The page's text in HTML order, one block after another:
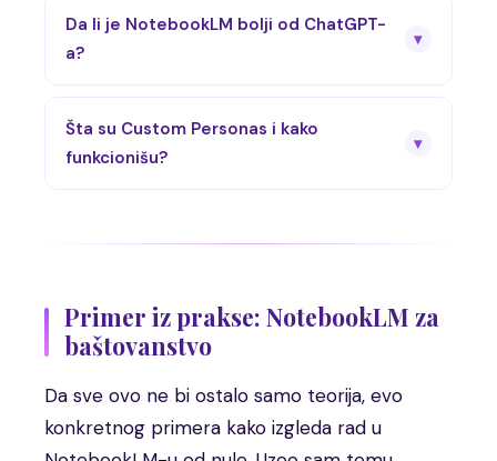
Da li je NotebookLM bolji od ChatGPT-
a?
▾
Šta su Custom Personas i kako
funkcionišu?
▾
Primer iz prakse: NotebookLM za
baštovanstvo
Da sve ovo ne bi ostalo samo teorija, evo
konkretnog primera kako izgleda rad u